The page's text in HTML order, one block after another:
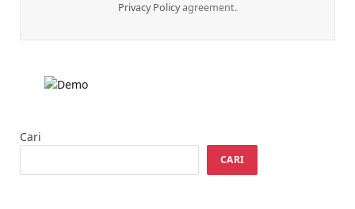
Privacy Policyagreement.
Cari
CARI